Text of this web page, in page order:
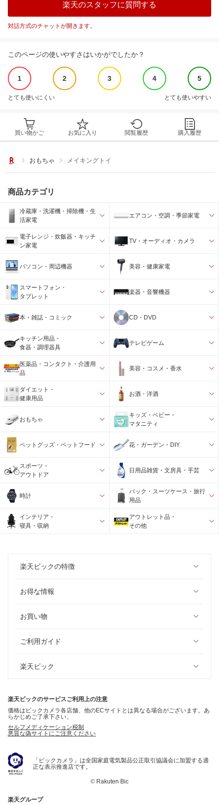
楽天のスタッフに質問する
対話方式のチャットが開きます。
このページの使いやすさはいかがでしたか？
1 2 3 4 5
とても使いにくい とても使いやすい
買い物かご お気に入り 閲覧履歴 購入履歴
おもちゃ メイキングトイ
商品カテゴリ
冷蔵庫・洗濯機・掃除機・生
活家電
エアコン・空調・季節家電
電子レンジ・炊飯器・キッチ
ン家電
TV・オーディオ・カメラ
パソコン・周辺機器 美容・健康家電
スマートフォン・
タブレット
楽器・音響機器
本・雑誌・コミック CD・DVD
キッチン用品・
食器・調理器具
テレビゲーム
医薬品・コンタクト・介護用
品
美容・コスメ・香水
ダイエット・
健康用品
お酒・洋酒
おもちゃ
キッズ・ベビー・
マタニティ
ペットグッズ・ペットフード 花・ガーデン・DIY
スポーツ・
アウトドア
日用品雑貨・文房具・手芸
時計
バック・スーツケース・旅行
用品
インテリア・
寝具・収納
アウトレット品・
その他
楽天ビックの特徴
お得な情報
お買い物
ご利用ガイド
楽天ビック
楽天ビックのサービスご利用上の注意
価格はビックカメラ各店舗、他のECサイトとは異なる場合がございます。あ
らかじめご了承下さい。
セルフメディケーション税制
悪質な偽サイトにご注意ください
「ビックカメラ」は全国家庭電気製品公正取引協議会に加盟する適
正な表示推進店です。
© Rakuten Bic
楽天グループ